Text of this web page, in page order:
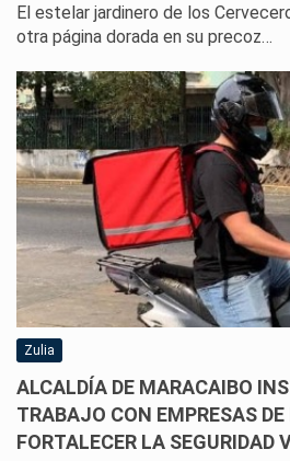
El estelar jardinero de los
otra página dorada en su precoz…
Zulia
ALCALDÍA DE MARACAIBO
TRABAJO CON EMPRESAS DE
FORTALECER LA SEGURIDAD